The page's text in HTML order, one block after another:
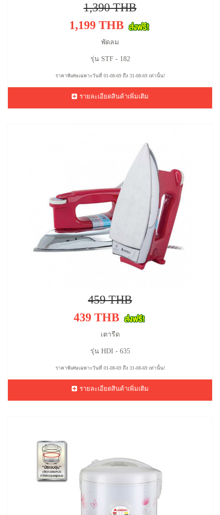
1,390 THB
1,199 THB
พัดลม
รุ่น STF - 182
ราคาพิเศษเฉพาะวันที่ 01-08-69 ถึง 31-08-69 เท่านั้น!
รายละเอียดสินค้าเพิ่มเติม
459 THB
439 THB
เตารีด
รุ่น HDI - 635
ราคาพิเศษเฉพาะวันที่ 01-08-69 ถึง 31-08-69 เท่านั้น!
รายละเอียดสินค้าเพิ่มเติม